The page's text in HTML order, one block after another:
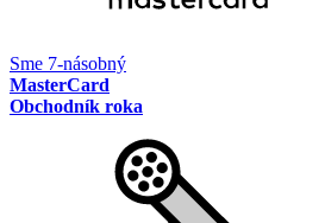
Sme 7-násobný
MasterCard
Obchodník roka